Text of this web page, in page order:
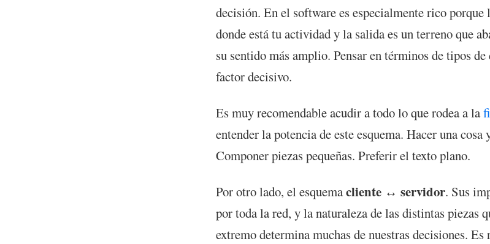
decisión. En el software es especialmente rico porque
donde está tu actividad y la salida es un terreno que
su sentido más amplio. Pensar en términos de tipos
factor decisivo.
Es muy recomendable acudir a todo lo que rodea a la
entender la potencia de este esquema. Hacer una cosa
Componer piezas pequeñas. Preferir el texto plano.
Por otro lado, el esquemacliente ↔ servidor. Sus
por toda la red, y la naturaleza de las distintas piezas
extremo determina muchas de nuestras decisiones. Es